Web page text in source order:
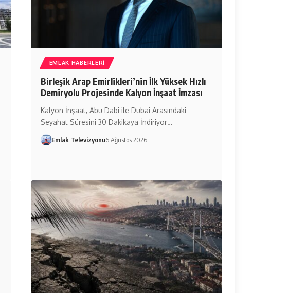
EMLAK HABERLERI
Birleşik Arap Emirlikleri’nin İlk Yüksek Hızlı
Demiryolu Projesinde Kalyon İnşaat İmzası
Kalyon İnşaat, Abu Dabi ile Dubai Arasındaki
Seyahat Süresini 30 Dakikaya İndiriyor…
Emlak Televizyonu6 Ağustos 2026